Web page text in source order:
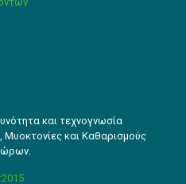
και τεχνογνωσία
και Καθαρισμούς